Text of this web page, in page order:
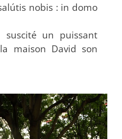
nobis : in domo
suscité un puissant
maison David son